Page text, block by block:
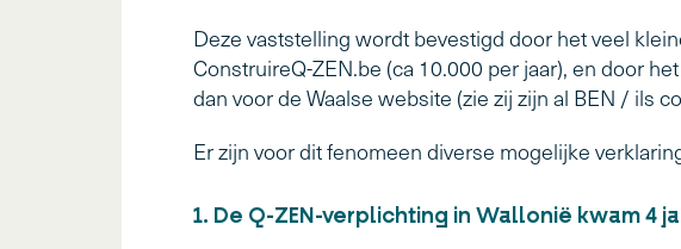
Deze vaststelling wordt bevestigd door het veel
ConstruireQ-ZEN.be (ca 10.000 per jaar), en door
dan voor de Waalse website (zie zij zijn al BEN / ils
Er zijn voor dit fenomeen diverse mogelijke
1. De Q-ZEN-verplichting in Wallonië kwam 4